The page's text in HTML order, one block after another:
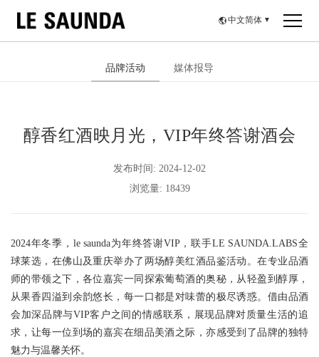
中文简体 ▼
品牌活动 媒体报导
醇香红酒映月光，VIP年终答谢酒会
发布时间: 2024-12-02
浏览量: 18439
2024年冬季，le saunda为年终答谢VIP，联手LE SAUNDA.LABS全
球莱选，在佛山及重庆举办了两场醇美红酒品鉴活动。在专业品酒
师的带领之下，各位嘉宾一同探索葡萄酒的奥秘，从轻盈到醇厚，
从果香四溢到余韵悠长，每一口都是对味蕾的极尽诱惑。借由品酒
会加深品牌与VIP客户之间的情感联系，展现品牌对质量生活的追
求，让每一位到场的嘉宾在细品美酒之际，亦感受到了品牌的独特
魅力与温馨关怀。